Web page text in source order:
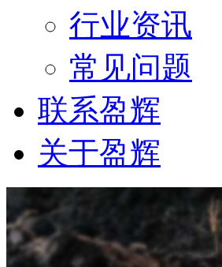
行业资讯
常见问题
联系盈辉
关于盈辉